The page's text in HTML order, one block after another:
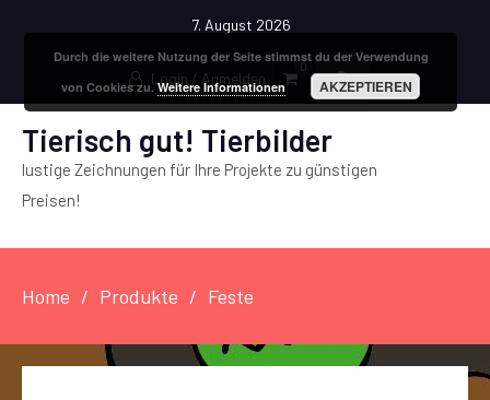
7. August 2026
Login / Anmelden
0
Tierisch gut! Tierbilder
lustige Zeichnungen für Ihre Projekte zu günstigen
Preisen!
Home Produkte Feste
Durch die weitere Nutzung der Seite stimmst du der Verwendung
von Cookies zu.Weitere Informationen AKZEPTIEREN